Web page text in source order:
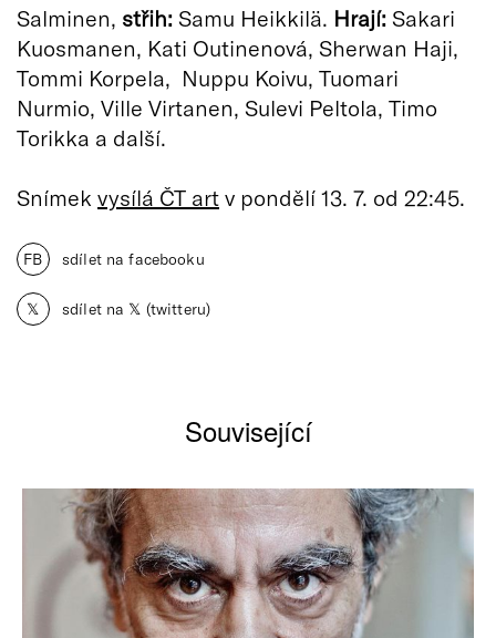
Salminen, střih: Samu Heikkilä. Hrají: Sakari
Kuosmanen, Kati Outinenová, Sherwan Haji,
Tommi Korpela, Nuppu Koivu, Tuomari
Nurmio, Ville Virtanen, Sulevi Peltola, Timo
Torikka a další.
Snímek vysílá ČT art v pondělí 13. 7. od 22:45.
FB sdílet na facebooku
𝕏 sdílet na 𝕏 (twitteru)
Související